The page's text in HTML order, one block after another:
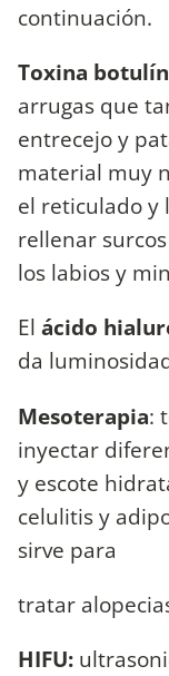
continuación.
Toxina
arrugas que
entrecejo y
material muy
el reticulado y
rellenar
los labios y
El ácido
da
Mesoterapia:
inyectar
y escote
celulitis y
sirve para
tratar
HIFU: